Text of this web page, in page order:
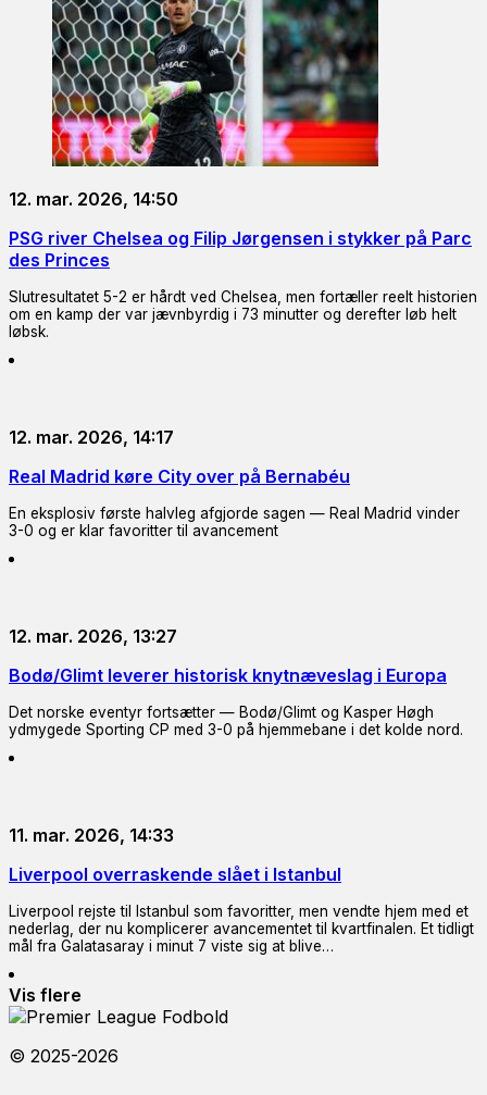
12. mar. 2026, 14:50
PSG river Chelsea og Filip Jørgensen i stykker på Parc
des Princes
Slutresultatet 5-2 er hårdt ved Chelsea, men fortæller reelt historien
om en kamp der var jævnbyrdig i 73 minutter og derefter løb helt
løbsk.
12. mar. 2026, 14:17
Real Madrid køre City over på Bernabéu
En eksplosiv første halvleg afgjorde sagen — Real Madrid vinder
3-0 og er klar favoritter til avancement
12. mar. 2026, 13:27
Bodø/Glimt leverer historisk knytnæveslag i Europa
Det norske eventyr fortsætter — Bodø/Glimt og Kasper Høgh
ydmygede Sporting CP med 3-0 på hjemmebane i det kolde nord.
11. mar. 2026, 14:33
Liverpool overraskende slået i Istanbul
Liverpool rejste til Istanbul som favoritter, men vendte hjem med et
nederlag, der nu komplicerer avancementet til kvartfinalen. Et tidligt
mål fra Galatasaray i minut 7 viste sig at blive…
Vis flere
© 2025-2026